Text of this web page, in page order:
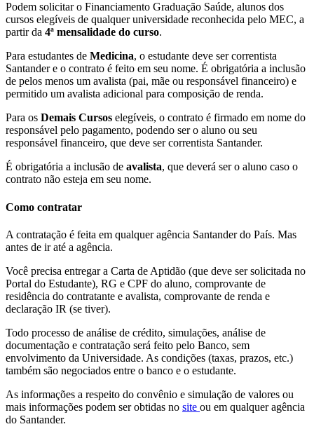
Podem solicitar o Financiamento Graduação Saúde, alunos dos
cursos elegíveis de qualquer universidade reconhecida pelo MEC, a
partir da 4ª mensalidade do curso.
Para estudantes de Medicina, o estudante deve ser correntista
Santander e o contrato é feito em seu nome. É obrigatória a inclusão
de pelos menos um avalista (pai, mãe ou responsável financeiro) e
permitido um avalista adicional para composição de renda.
Para os Demais Cursos elegíveis, o contrato é firmado em nome do
responsável pelo pagamento, podendo ser o aluno ou seu
responsável financeiro, que deve ser correntista Santander.
É obrigatória a inclusão de avalista, que deverá ser o aluno caso o
contrato não esteja em seu nome.
Como contratar
A contratação é feita em qualquer agência Santander do País. Mas
antes de ir até a agência.
Você precisa entregar a Carta de Aptidão (que deve ser solicitada no
Portal do Estudante), RG e CPF do aluno, comprovante de
residência do contratante e avalista, comprovante de renda e
declaração IR (se tiver).
Todo processo de análise de crédito, simulações, análise de
documentação e contratação será feito pelo Banco, sem
envolvimento da Universidade. As condições (taxas, prazos, etc.)
também são negociados entre o banco e o estudante.
As informações a respeito do convênio e simulação de valores ou
mais informações podem ser obtidas no site ou em qualquer agência
do Santander.